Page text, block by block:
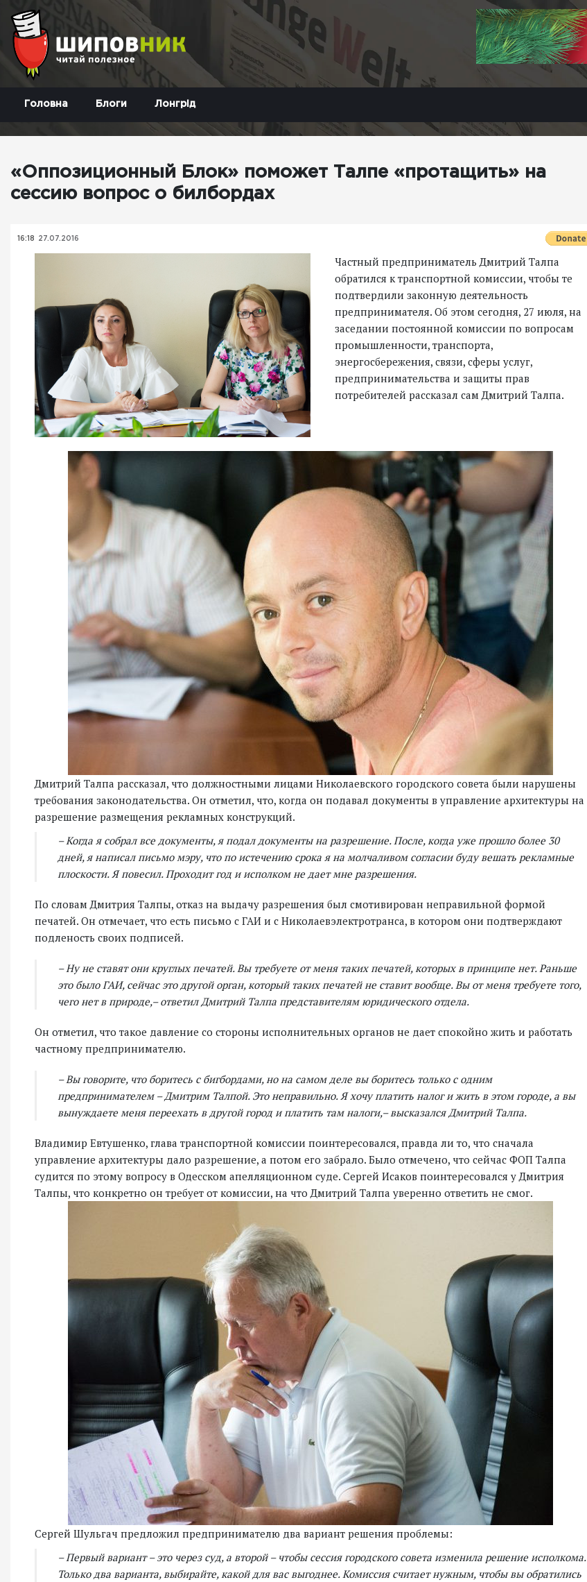
Головна Блоги Лонгрід
«Оппозиционный Блок» поможет Талпе «протащить» на
сессию вопрос о билбордах
16:18 27.07.2016
Частный предприниматель Дмитрий Талпа
обратился к транспортной комиссии, чтобы те
подтвердили законную деятельность
предпринимателя. Об этом сегодня, 27 июля, на
заседании постоянной комиссии по вопросам
промышленности, транспорта,
энергосбережения, связи, сферы услуг,
предпринимательства и защиты прав
потребителей рассказал сам Дмитрий Талпа.
Дмитрий Талпа рассказал, что должностными лицами Николаевского городского совета были нарушены
требования законодательства. Он отметил, что, когда он подавал документы в управление архитектуры на
разрешение размещения рекламных конструкций.
– Когда я собрал все документы, я подал документы на разрешение. После, когда уже прошло более 30
дней, я написал письмо мэру, что по истечению срока я на молчаливом согласии буду вешать рекламные
плоскости. Я повесил. Проходит год и исполком не дает мне разрешения.
По словам Дмитрия Талпы, отказ на выдачу разрешения был смотивирован неправильной формой
печатей. Он отмечает, что есть письмо с ГАИ и с Николаевэлектротранса, в котором они подтверждают
подленость своих подписей.
– Ну не ставят они круглых печатей. Вы требуете от меня таких печатей, которых в принципе нет. Раньше
это было ГАИ, сейчас это другой орган, который таких печатей не ставит вообще. Вы от меня требуете того,
чего нет в природе,– ответил Дмитрий Талпа представителям юридического отдела.
Он отметил, что такое давление со стороны исполнительных органов не дает спокойно жить и работать
частному предпринимателю.
– Вы говорите, что боритесь с бигбордами, но на самом деле вы боритесь только с одним
предпринимателем – Дмитрим Талпой. Это неправильно. Я хочу платить налог и жить в этом городе, а вы
вынуждаете меня переехать в другой город и платить там налоги,– высказался Дмитрий Талпа.
Владимир Евтушенко, глава транспортной комиссии поинтересовался, правда ли то, что сначала
управление архитектуры дало разрешение, а потом его забрало. Было отмечено, что сейчас ФОП Талпа
судится по этому вопросу в Одесском апелляционном суде. Сергей Исаков поинтересовался у Дмитрия
Талпы, что конкретно он требует от комиссии, на что Дмитрий Талпа уверенно ответить не смог.
Сергей Шульгач предложил предпринимателю два вариант решения проблемы:
– Первый вариант – это через суд, а второй – чтобы сессия городского совета изменила решение исполкома.
Только два варианта, выбирайте, какой для вас выгоднее. Комиссия считает нужным, чтобы вы обратились